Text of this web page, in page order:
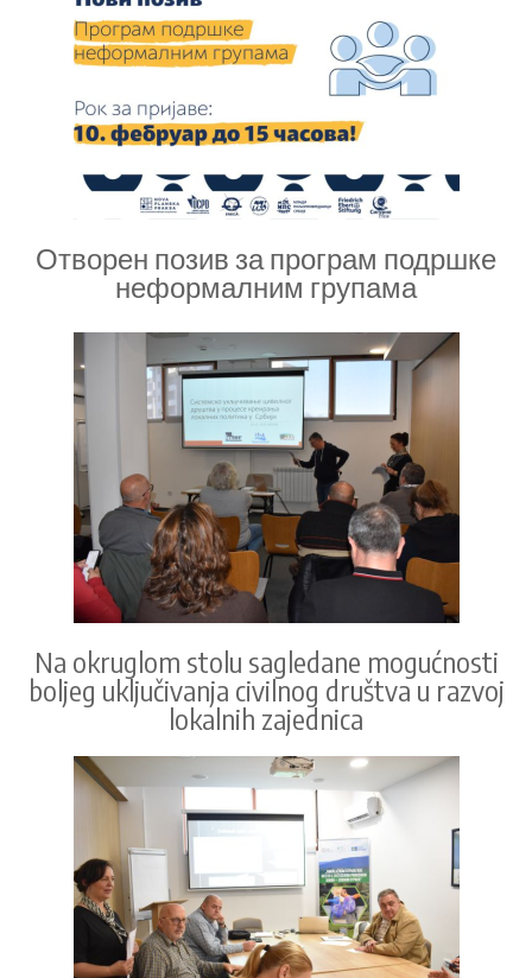
Отворен позив за програм подршке
неформалним групама
Na okruglom stolu sagledane mogućnosti
boljeg uključivanja civilnog društva u razvoj
lokalnih zajednica